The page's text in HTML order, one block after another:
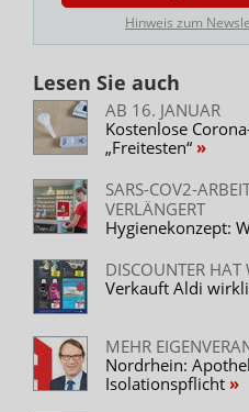
Hinweis zum
Lesen Sie auch
AB 16. JANUAR
Kostenlose
„Freitesten“
SARS-COV2-
VERLÄNGERT
Hygienekonzept:
DISCOUNTER HAT
Verkauft Aldi
MEHR
Nordrhein:
Isolationspflicht